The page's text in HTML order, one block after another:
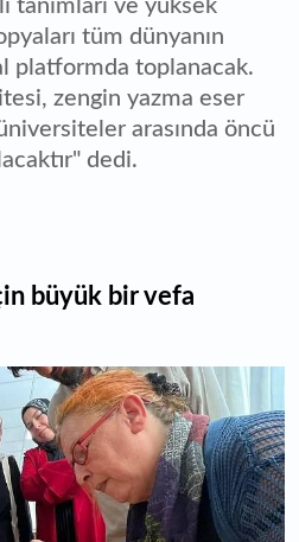
tanımları ve yüksek
tüm dünyanın
platformda toplanacak.
zengin yazma eser
arasında öncü
dedi.
büyük bir vefa